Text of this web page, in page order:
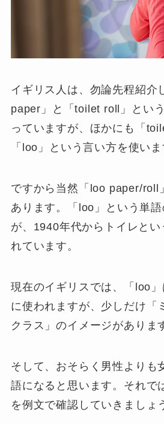
イギリス人は、勿論先程紹介
paper」と「toilet roll」とい
っていますが、ほかにも「
「 loo 」という言い方を使いま
ですから当然「loo paper/roll
あります。「loo」という単
が、1940年代からトイレと
れています。
現在のイギリスでは、「loo
に使われますが、少しだけ「
クラス 」のイメージがありま
そして、おそらく男性よりも
語になると思います。それで
を例文で確認していきましょ